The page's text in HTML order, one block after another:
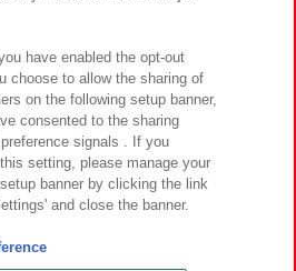
に
方針 よくあるご質問・お問い合わせ
Namco Amusement Inc.
Amusement Lab Inc.
have enabled the opt-out
choose to allow the sharing of
on the following setup banner,
consented to the sharing
signals . If you
setting, please manage your
banner by clicking the link
and close the banner.